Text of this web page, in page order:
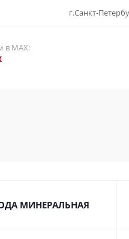
г.Санкт-
в MAX:
МИНЕРАЛЬНАЯ